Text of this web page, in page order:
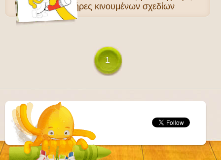
Χαρακτήρες κινουμένων σχεδίων
1